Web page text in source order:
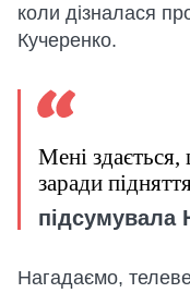
коли дізналася
Кучеренко.
Мені
заради
підсумувала
Нагадаємо,